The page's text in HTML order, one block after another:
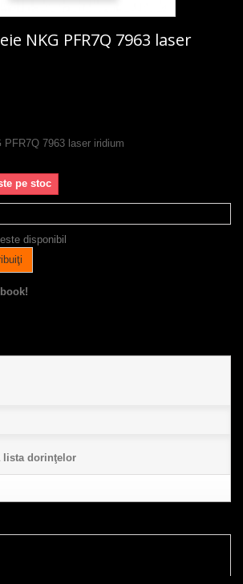
NKG PFR7Q 7963 laser
7963 laser iridium
pe stoc
disponibil
lista dorinţelor